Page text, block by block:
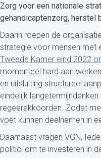
Zorg voor een nationale
gehandicaptenzorg, herstel
Daarin roepen de
strategie voor mensen met
Tweede Kamer eind 2022
momenteel hard aan
en uitsluiting structureel
eindelijk
regeerakkoorden. Zodat
voet kunnen deelnemen in
Daarnaast vragen VGN,
politici om te investeren in